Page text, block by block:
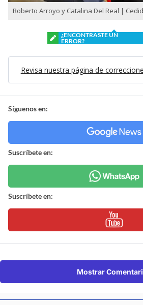
Roberto Arroyo y Catalina Del Real |
¿ENCONTRASTE UN
ERROR?
Revisa nuestra página de
Síguenos en:
Suscríbete en:
Suscríbete en:
Mostrar